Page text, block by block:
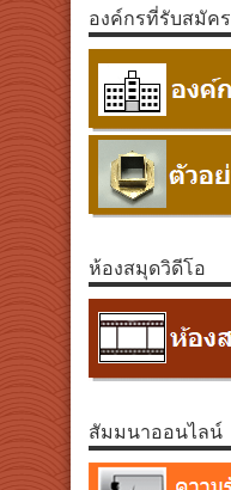
องค์กรที่รับสมัคร
ห้องสมุดวิดีโอ
สัมมนาออนไลน์